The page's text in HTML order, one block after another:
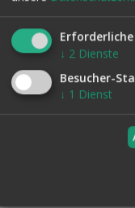
umzuklappen oder
Sie im Heft
darunter eine, mit
forciert werden
Beschrieben wird
mit einem Mental-
ursprünglich
'Game-Show' aus
Zuschauer dank
kommt. Mysteriös
Sichtgerät, mit
↓ 2 Dienste
Besucher-
↓ 1 Dienst